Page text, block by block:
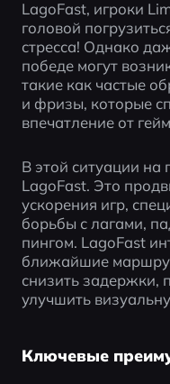
LagoFast, игроки
головой
стресса! Однако
победе могут
такие как частые
и фризы, которые
впечатление от
В этой ситуации
LagoFast. Это
ускорения игр,
борьбы с лагами,
пингом. LagoFast
ближайшие
снизить задержки,
улучшить
Ключевые